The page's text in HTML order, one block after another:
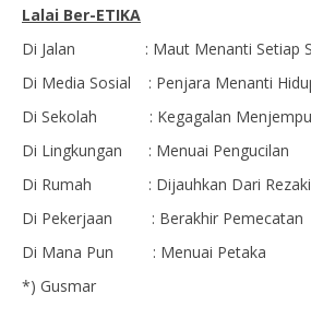
Lalai Ber-ETIKA
Di Jalan : Maut Menanti Setiap
Di Media Sosial : Penjara Menanti
Di Sekolah : Kegagalan
Di Lingkungan : Menuai Pengucilan
Di Rumah : Dijauhkan Dari Rezaki
Di Pekerjaan : Berakhir Pemecatan
Di Mana Pun : Menuai Petaka
*) Gusmar